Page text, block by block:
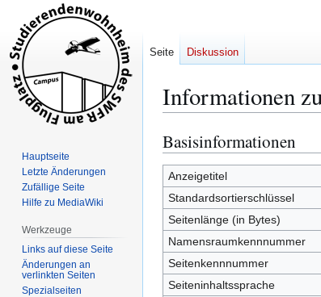
Informationen
Zur
Navigation
springen
Zur
Suche
springen
Basisinformationen
Anzeigetitel
Standardsortierschlüssel
Seitenlänge (in Bytes)
Namensraumkennnummer
Seitenkennnummer
Seiteninhaltssprache
Seite Diskussion
Hauptseite
Letzte Änderungen
Zufällige Seite
Hilfe zu MediaWiki
Werkzeuge
Links auf diese Seite
Änderungen an
verlinkten Seiten
Spezialseiten